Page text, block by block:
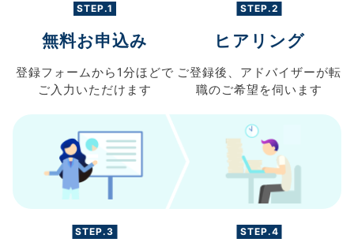
STEP.1
無料お申込み
登録フォームから 1分ほどで
ご入力 いただけます
STEP.2
ヒアリング
ご登録後、 アドバイザーが転
職のご希望を伺います
STEP.3 STEP.4